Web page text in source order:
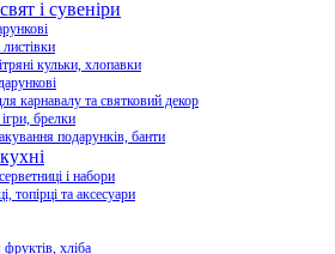
і сувеніри
кульки, хлопавки
карнавалу та святковий декор
брелки
подарунків, банти
і набори
топірці та аксесуари
хліба